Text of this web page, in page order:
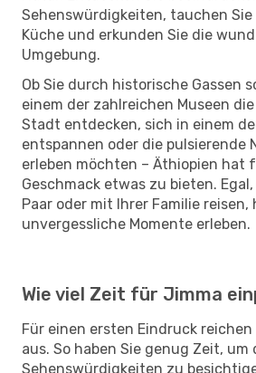
Sehenswürdigkeiten, tauchen Sie
Küche und erkunden Sie die
Umgebung.
Ob Sie durch historische Gassen
einem der zahlreichen Museen
Stadt entdecken, sich in einem
entspannen oder die pulsierende
erleben möchten – Äthiopien hat
Geschmack etwas zu bieten.
Paar oder mit Ihrer Familie reisen,
unvergessliche Momente erleben.
Wie viel Zeit für Jimma
Für einen ersten Eindruck reichen
aus. So haben Sie genug Zeit,
Sehenswürdigkeiten zu